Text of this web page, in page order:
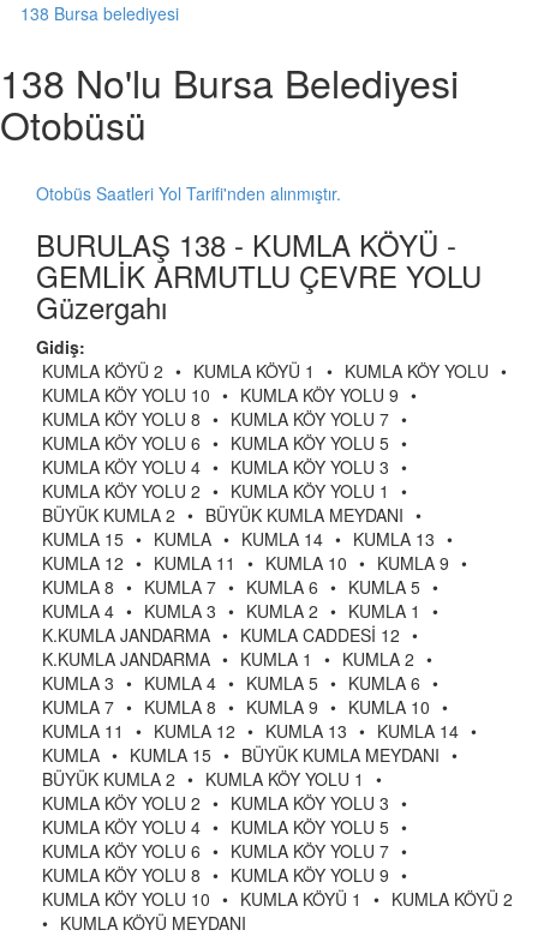
138 Bursa belediyesi
138 No'lu Bursa Belediyesi
Otobüsü
Otobüs Saatleri Yol Tarifi'nden alınmıştır.
BURULAŞ 138 - KUMLA KÖYÜ -
GEMLİK ARMUTLU ÇEVRE YOLU
Güzergahı
Gidiş:
KUMLA KÖYÜ 2 • KUMLA KÖYÜ 1 • KUMLA KÖY YOLU •
KUMLA KÖY YOLU 10 • KUMLA KÖY YOLU 9 •
KUMLA KÖY YOLU 8 • KUMLA KÖY YOLU 7 •
KUMLA KÖY YOLU 6 • KUMLA KÖY YOLU 5 •
KUMLA KÖY YOLU 4 • KUMLA KÖY YOLU 3 •
KUMLA KÖY YOLU 2 • KUMLA KÖY YOLU 1
•
BÜYÜK KUMLA 2 • BÜYÜK KUMLA MEYDANI •
KUMLA 15 • KUMLA • KUMLA 14 • KUMLA 13 •
KUMLA 12 • KUMLA 11 • KUMLA 10 • KUMLA 9 •
KUMLA 8 • KUMLA 7 • KUMLA 6 • KUMLA 5 •
KUMLA 4 • KUMLA 3 • KUMLA 2 • KUMLA 1
•
K.KUMLA JANDARMA • KUMLA CADDESİ 12 •
K.KUMLA JANDARMA • KUMLA 1 • KUMLA 2 •
KUMLA 3 • KUMLA 4 • KUMLA 5 • KUMLA 6 •
KUMLA 7 • KUMLA 8 • KUMLA 9 • KUMLA 10 •
KUMLA 11
• KUMLA 12 • KUMLA 13 • KUMLA 14 •
KUMLA • KUMLA 15 • BÜYÜK KUMLA MEYDANI •
BÜYÜK KUMLA 2 • KUMLA KÖY YOLU 1
•
KUMLA KÖY YOLU 2 • KUMLA KÖY YOLU 3 •
KUMLA KÖY YOLU 4 • KUMLA KÖY YOLU 5 •
KUMLA KÖY YOLU 6 • KUMLA KÖY YOLU 7 •
KUMLA KÖY YOLU 8 • KUMLA KÖY YOLU 9 •
KUMLA KÖY YOLU 10 • KUMLA KÖYÜ 1 • KUMLA KÖYÜ 2
• KUMLA KÖYÜ MEYDANI